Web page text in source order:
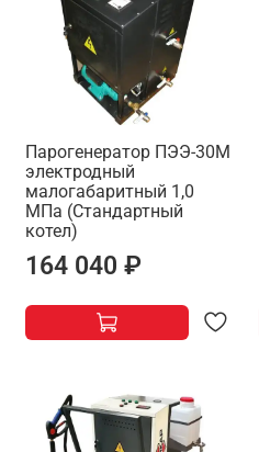
Парогенератор ПЭЭ-30М
электродный
малогабаритный 1,0
МПа (Стандартный
котел)
164 040 ₽